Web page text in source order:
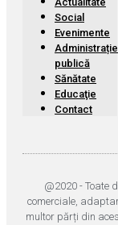
Social
Evenimente
Administrație
publică
Sănătate
Educaţie
Contact
@2020 - Toate
comerciale,
multor părți din